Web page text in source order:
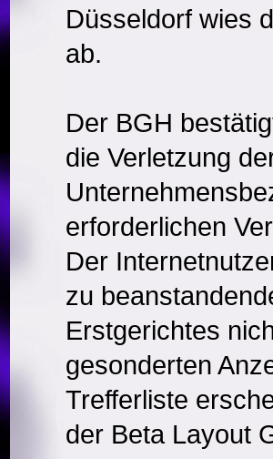
Düsseldorf wies
ab.
Der BGH
die Verletzung
erforderlichen
Der
zu
Erstgerichtes
gesonderten
Trefferliste
der Beta Layout